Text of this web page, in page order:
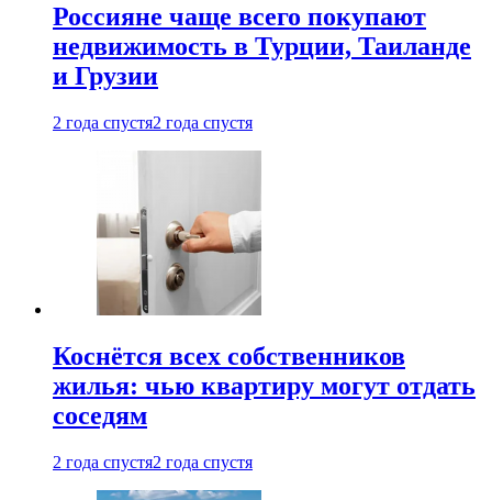
Россияне чаще всего покупают
недвижимость в Турции, Таиланде
и Грузии
2 года спустя2 года спустя
Коснётся всех собственников
жилья: чью квартиру могут отдать
соседям
2 года спустя2 года спустя